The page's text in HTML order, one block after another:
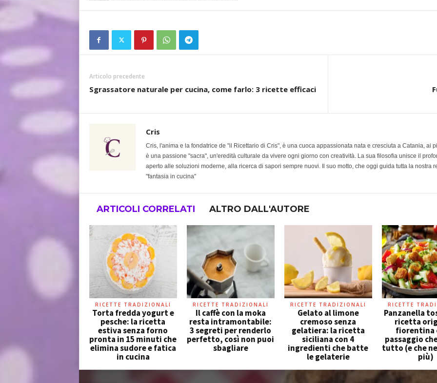
Articolo precedente
Sgrassatore naturale per cucina, come farlo: 3 ricette efficaci
Cris
Cris, l'anima e la fondatrice de "il Ricettario di Cris", è una cuoca appassionata nata e cresciuta a Catania, ai
è una passione "sacra", un'eredità culturale da vivere ogni giorno con creatività. La sua filosofia unisce il
aperto alle soluzioni moderne, alla ricerca di sapori sempre nuovi. Il suo motto, che oggi guida tutta la nostra
"fantasia in cucina"
ARTICOLI CORRELATI ALTRO DALL'AUTORE
RICETTE TRADIZIONALI
Torta fredda yogurt e
pesche: la ricetta
estiva senza forno
pronta in 15 minuti che
elimina sudore e fatica
in cucina
RICETTE TRADIZIONALI
Il caffè con la moka
resta intramontabile:
3 segreti per renderlo
perfetto, così non puoi
sbagliare
RICETTE TRADIZIONALI
Gelato al limone
cremoso senza
gelatiera: la ricetta
siciliana con 4
ingredienti che batte
le gelaterie
RICETTE
Panzanella
ricetta
fiorentina
passaggio
tutto (e che
più)